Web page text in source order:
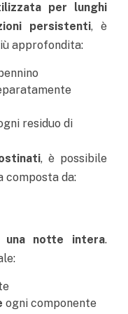
per lunghi
persistenti, è
approfondita:
residuo di
, è possibile
composta da:
una notte intera.
ogni componente